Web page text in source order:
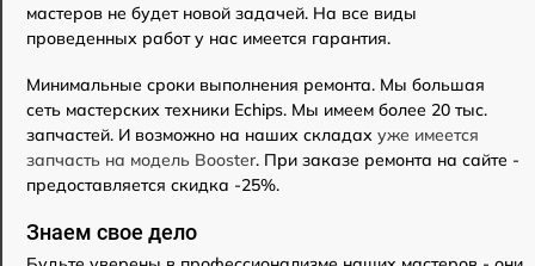
мастеров не будет новой задачей. На все виды
проведенных работ у нас имеется гарантия.
Минимальные сроки выполнения ремонта. Мы большая
сеть мастерских техники Echips. Мы имеем более 20 тыс.
запчастей. И возможно на наших складах уже имеется
запчасть на модель Booster. При заказе ремонта на сайте -
предоставляется скидка -25%.
Знаем свое дело